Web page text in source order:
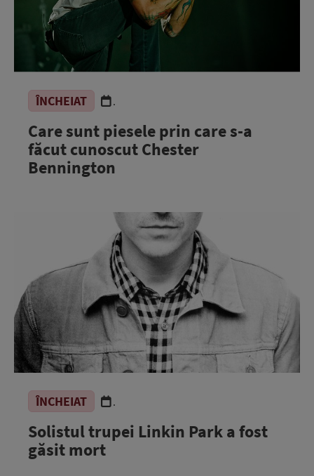
ÎNCHEIAT .
Care sunt piesele prin care s-a
făcut cunoscut Chester
Bennington
ÎNCHEIAT .
Solistul trupei Linkin Park a fost
găsit mort